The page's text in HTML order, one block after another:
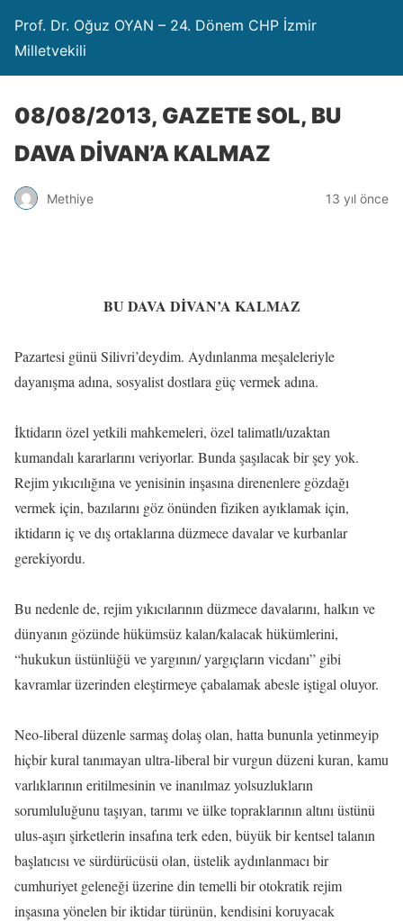
Prof. Dr. Oğuz OYAN – 24. Dönem CHP İzmir
Milletvekili
08/08/2013, GAZETE SOL, BU
DAVA DİVAN’A KALMAZ
Methiye 13 yıl önce
BU DAVA DİVAN’A KALMAZ
Pazartesi günü Silivri’deydim. Aydınlanma meşaleleriyle
dayanışma adına, sosyalist dostlara güç vermek adına.
İktidarın özel yetkili mahkemeleri, özel talimatlı/uzaktan
kumandalı kararlarını veriyorlar. Bunda şaşılacak bir şey yok.
Rejim yıkıcılığına ve yenisinin inşasına direnenlere gözdağı
vermek için, bazılarını göz önünden fiziken ayıklamak için,
iktidarın iç ve dış ortaklarına düzmece davalar ve kurbanlar
gerekiyordu.
Bu nedenle de, rejim yıkıcılarının düzmece davalarını, halkın ve
dünyanın gözünde hükümsüz kalan/kalacak hükümlerini,
“hukukun üstünlüğü ve yargının/ yargıçların vicdanı” gibi
kavramlar üzerinden eleştirmeye çabalamak abesle iştigal oluyor.
Neo-liberal düzenle sarmaş dolaş olan, hatta bununla yetinmeyip
hiçbir kural tanımayan ultra-liberal bir vurgun düzeni kuran, kamu
varlıklarının eritilmesinin ve inanılmaz yolsuzlukların
sorumluluğunu taşıyan, tarımı ve ülke topraklarının altını üstünü
ulus-aşırı şirketlerin insafına terk eden, büyük bir kentsel talanın
başlatıcısı ve sürdürücüsü olan, üstelik aydınlanmacı bir
cumhuriyet geleneği üzerine din temelli bir otokratik rejim
inşasına yönelen bir iktidar türünün, kendisini koruyacak